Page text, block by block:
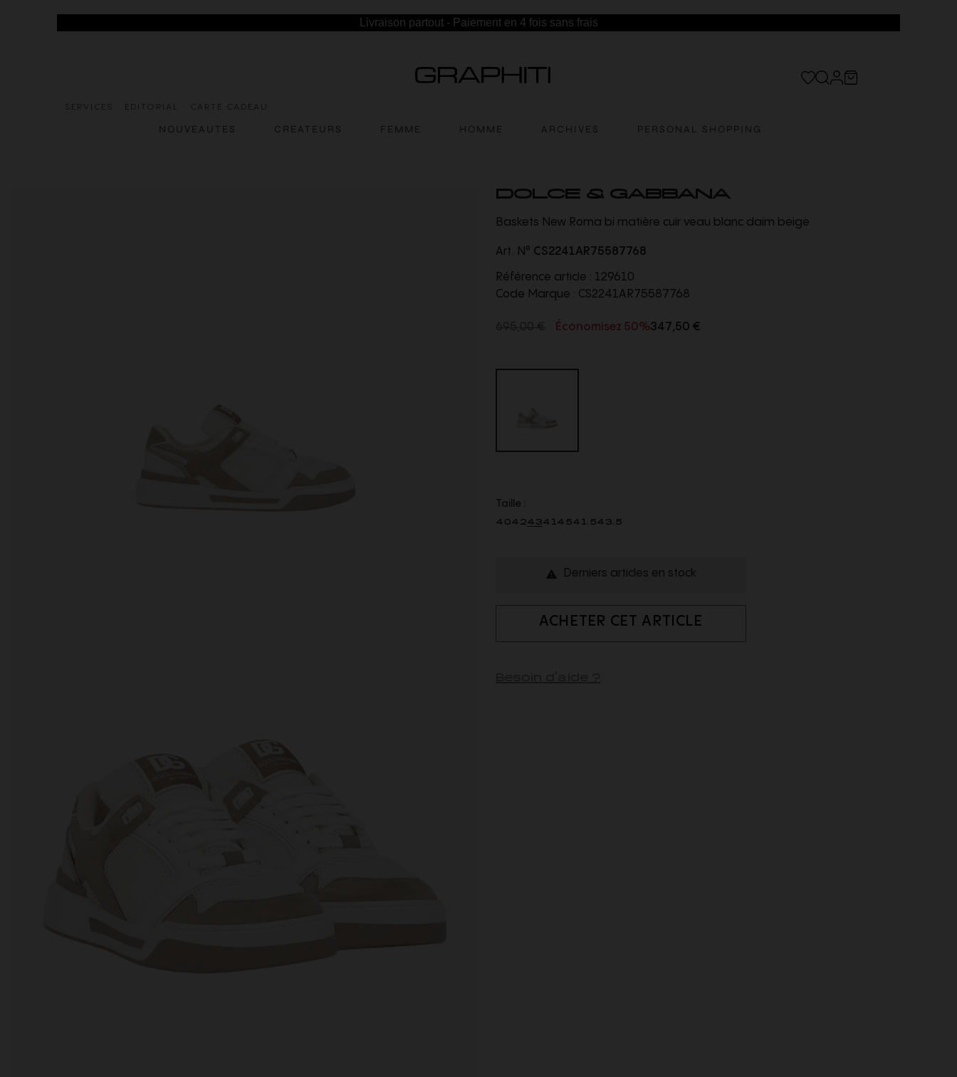
Livraison partout - Paiement en 4 fois sans frais
SERVICES EDITORIAL CARTE CADEAU
NOUVEAUTES CREATEURS FEMME HOMME ARCHIVES PERSONAL SHOPPING
DOLCE & GABBANA
Baskets New Roma bi matière cuir veau blanc daim beige
Art. N° CS2241AR75587768
Référence article : 129610
Code Marque : CS2241AR75587768
Économisez 50%347,50 €
Taille :
40424341 4541.543.5
 Derniers articles en stock
ACHETER CET ARTICLE